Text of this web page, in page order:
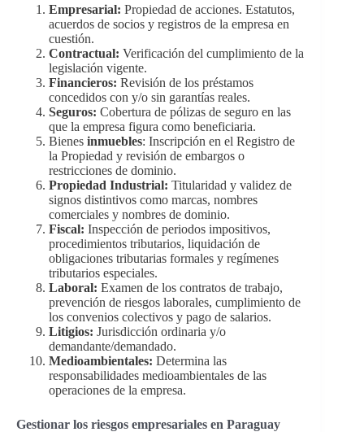
Empresarial: Propiedad de acciones. Estatutos,
acuerdos de socios y registros de la empresa en
cuestión.
Contractual: Verificación del cumplimiento de la
legislación vigente.
Financieros: Revisión de los préstamos
concedidos con y/o sin garantías reales.
Seguros: Cobertura de pólizas de seguro en las
que la empresa figura como beneficiaria.
Bienes inmuebles: Inscripción en el Registro de
la Propiedad y revisión de embargos o
restricciones de dominio.
Propiedad Industrial: Titularidad y validez de
signos distintivos como marcas, nombres
comerciales y nombres de dominio.
Fiscal: Inspección de periodos impositivos,
procedimientos tributarios, liquidación de
obligaciones tributarias formales y regímenes
tributarios especiales.
Laboral: Examen de los contratos de trabajo,
prevención de riesgos laborales, cumplimiento de
los convenios colectivos y pago de salarios.
Litigios: Jurisdicción ordinaria y/o
demandante/demandado.
Medioambientales: Determina las
responsabilidades medioambientales de las
operaciones de la empresa.
Gestionar los riesgos empresariales en Paraguay